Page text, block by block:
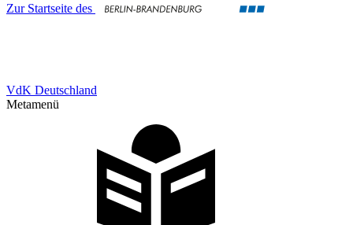
Zur Startseite des
VdK Deutschland
Metamenü